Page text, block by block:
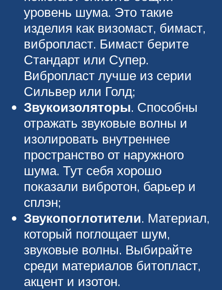
уровень шума. Это такие
изделия как визомаст, бимаст,
вибропласт. Бимаст берите
Стандарт или Супер.
Вибропласт лучше из серии
Сильвер или Голд;
Звукоизоляторы. Способны
отражать звуковые волны и
изолировать внутреннее
пространство от наружного
шума. Тут себя хорошо
показали вибротон, барьер и
сплэн;
Звукопоглотители. Материал,
который поглощает шум,
звуковые волны. Выбирайте
среди материалов битопласт,
акцент и изотон.